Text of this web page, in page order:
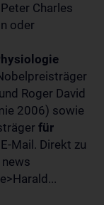
Charles
oder
Roger David
2006) sowie
für
Mail. Direkt zu